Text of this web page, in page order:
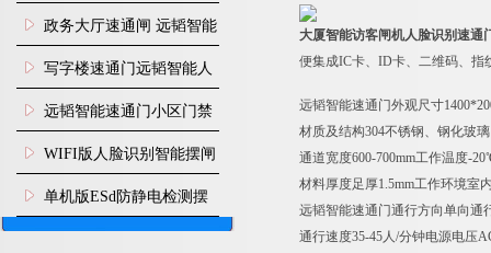
电门禁通道系统）
政务大厅速通闸 远韬智能
防尾随静音速通门
写字楼速通门远韬智能人
脸识别快速通道闸
远韬智能速通门小区门禁
闸机食堂消费摆闸
WIFI版人脸识别智能摆闸
机
单机版ESd防静电检测摆
闸机
大厦智能访客闸机人脸识别速通
便集成IC卡、ID卡、二维码、指
远韬智能速通门外观尺寸
材质及结构304不锈钢、钢化玻
通道宽度600-700mm工作温度-
材料厚度足厚1.5mm工作环境室
远韬智能速通门通行方向单向通
通行速度35-45人/分钟电源电压